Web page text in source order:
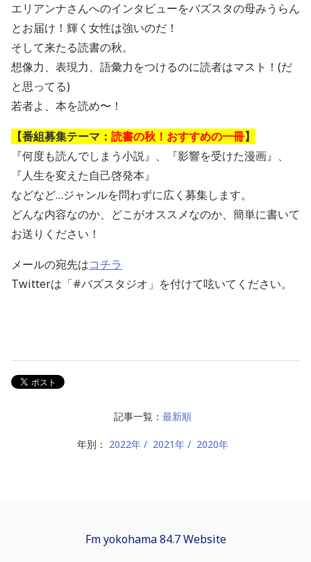
エリアンナさんへのインタビューをバズスタの母みうらん
とお届け！輝く女性は強いのだ！
そして来たる読書の秋。
想像力、表現力、語彙力をつけるのに読者はマスト！(だ
と思ってる)
若者よ、本を読め〜！
【番組募集テーマ： 読書の秋！おすすめの一冊】
『何度も読んでしまう小説』、『影響を受けた漫画』、
『人生を変えた自己啓発本』
などなど…ジャンルを問わずに広く募集します。
どんな内容なのか、どこがオススメなのか、簡単に書いて
お送りください！
メールの宛先はコチラ
Twitterは「#バズスタジオ」を付けて呟いてください。
記事一覧： 最新順
年別： 2022年 2021年 2020年
Fm yokohama 84.7 Website